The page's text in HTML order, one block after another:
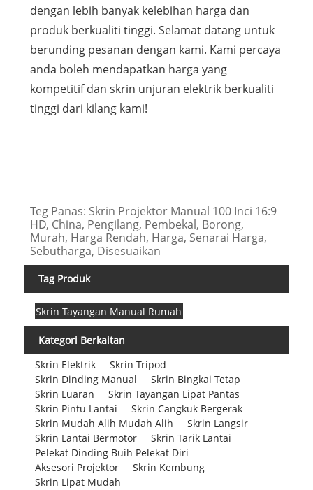
dengan lebih banyak kelebihan harga dan
produk berkualiti tinggi. Selamat datang untuk
berunding pesanan dengan kami. Kami percaya
anda boleh mendapatkan harga yang
kompetitif dan skrin unjuran elektrik berkualiti
tinggi dari kilang kami!
Teg Panas: Skrin Projektor Manual 100 Inci 16:9
HD, China, Pengilang, Pembekal, Borong,
Murah, Harga Rendah, Harga, Senarai Harga,
Sebutharga, Disesuaikan
Tag Produk
Skrin Tayangan Manual Rumah
Kategori Berkaitan
Skrin Elektrik
Skrin Tripod
Skrin Dinding Manual
Skrin Bingkai Tetap
Skrin Luaran
Skrin Tayangan Lipat Pantas
Skrin Pintu Lantai
Skrin Cangkuk Bergerak
Skrin Mudah Alih Mudah Alih
Skrin Langsir
Skrin Lantai Bermotor
Skrin Tarik Lantai
Pelekat Dinding Buih Pelekat Diri
Aksesori Projektor
Skrin Kembung
Skrin Lipat Mudah